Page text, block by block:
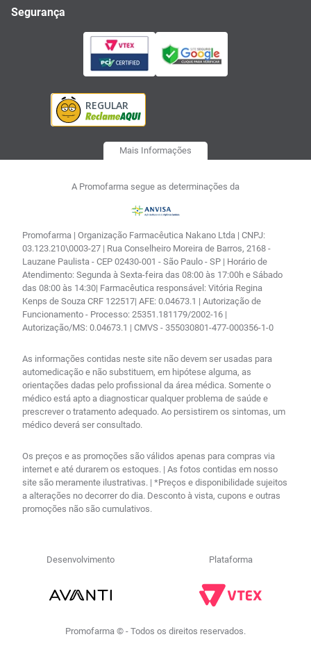
Segurança
Mais Informações
A Promofarma segue as determinações da
Promofarma | Organização Farmacêutica Nakano Ltda | CNPJ:
03.123.210\0003-27 | Rua Conselheiro Moreira de Barros, 2168 -
Lauzane Paulista - CEP 02430-001 - São Paulo - SP | Horário de
Atendimento: Segunda à Sexta-feira das 08:00 às 17:00h e Sábado
das 08:00 às 14:30| Farmacêutica responsável: Vitória Regina
Kenps de Souza CRF 122517| AFE: 0.04673.1 | Autorização de
Funcionamento - Processo: 25351.181179/2002-16 |
Autorização/MS: 0.04673.1 | CMVS - 355030801-477-000356-1-0
As informações contidas neste site não devem ser usadas para
automedicação e não substituem, em hipótese alguma, as
orientações dadas pelo profissional da área médica. Somente o
médico está apto a diagnosticar qualquer problema de saúde e
prescrever o tratamento adequado. Ao persistirem os sintomas, um
médico deverá ser consultado.
Os preços e as promoções são válidos apenas para compras via
internet e até durarem os estoques. | As fotos contidas em nosso
site são meramente ilustrativas. | *Preços e disponibilidade sujeitos
a alterações no decorrer do dia. Desconto à vista, cupons e outras
promoções não são cumulativos.
Desenvolvimento Plataforma
Promofarma © - Todos os direitos reservados.